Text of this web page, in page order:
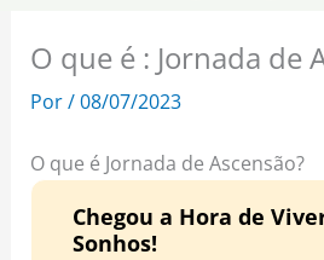
c
e
b
k
s
t
a
a
m
O que é : Jornada de
Por/08/07/2023
O que é Jornada de Ascensão?
Chegou a Hora de
Sonhos!